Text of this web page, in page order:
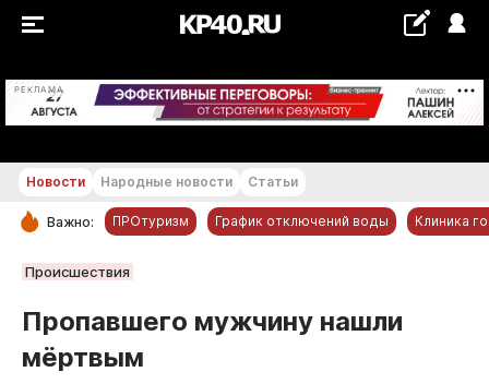
РЕКЛАМА +16...+17 °С
РУБРИКИ
Новости компаний
Статьи
Новости Народные новости Статьи
Важно: ПРОтуризм График отключений воды Клиника
Происшествия
Пропавшего мужчину нашли
мёртвым